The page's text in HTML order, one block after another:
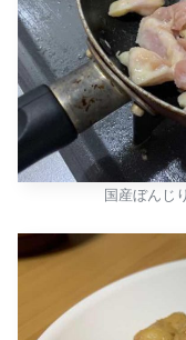
国産ぼんじ